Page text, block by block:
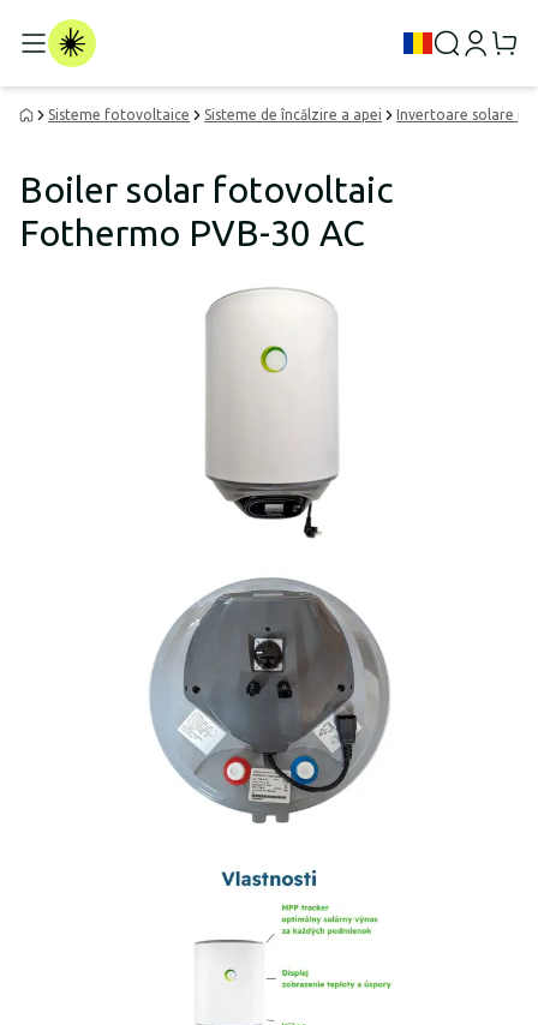
Sisteme fotovoltaice Sisteme de încălzire a apei Invertoare solare
Boiler solar fotovoltaic
Fothermo PVB-30 AC